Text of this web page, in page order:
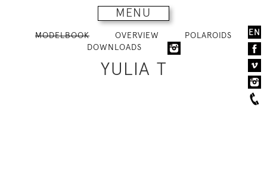
MENU
EN
MODELBOOK OVERVIEW
POLAROIDS
DOWNLOADS
YULIA T